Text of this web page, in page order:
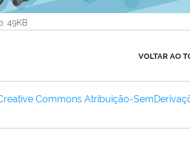
: 49KB
VOLTAR AO
Commons Atribuição-